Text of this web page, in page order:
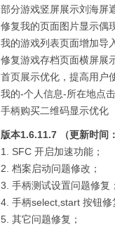
部分游戏竖屏展示刘海屏
修复我的页面图片显示偶
我的游戏列表页面增加导
修复游戏存档页面横屏展
首页展示优化，提高用户
我的-个人信息-所在地点
手柄购买二维码显示优化
版本1.6.11.7 （更新时间
1. SFC 开启加速功能；
2. 档案启动问题修改；
3. 手柄测试设置问题修复；
4. 手柄select,start 按钮修
5. 其它问题修复；